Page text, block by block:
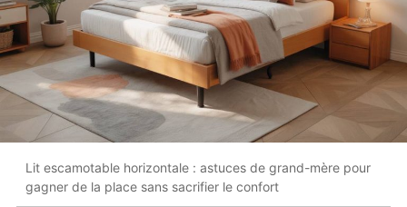
Lit escamotable horizontale : astuces de grand-mère pour
gagner de la place sans sacrifier le confort